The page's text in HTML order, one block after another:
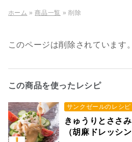
ホーム »商品一覧 » 削除
このページは削除されています。
この商品を使ったレシピ
サンクゼールのレシピ
きゅうりとささ
（胡麻ドレッシン